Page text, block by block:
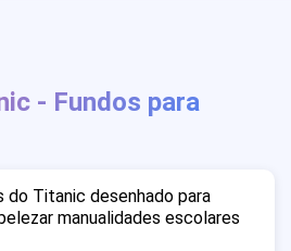
- Fundos para
Titanic desenhado para
manualidades escolares